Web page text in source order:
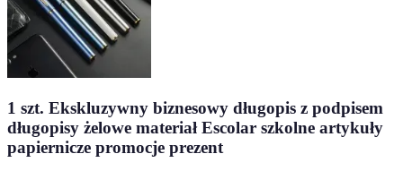
1 szt. Ekskluzywny biznesowy długopis z podpisem
długopisy żelowe materiał Escolar szkolne artykuły
papiernicze promocje prezent